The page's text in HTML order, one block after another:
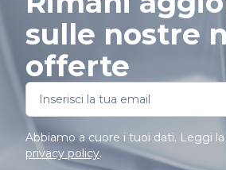
sulle nostre
offerte
Abbiamo a cuore i tuoi dati. Leggi
privacy policy.